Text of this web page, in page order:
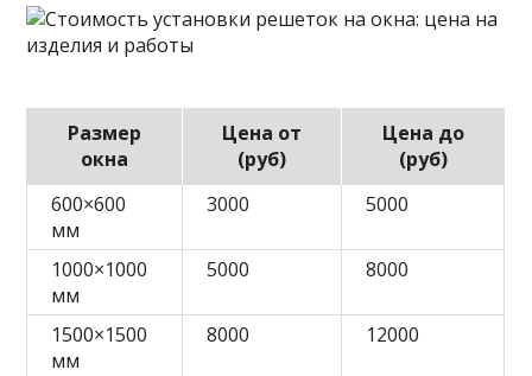
Размер
окна
Цена от
(руб)
Цена до
(руб)
600×600
мм
3000 5000
1000×1000
мм
5000 8000
1500×1500
мм
8000 12000